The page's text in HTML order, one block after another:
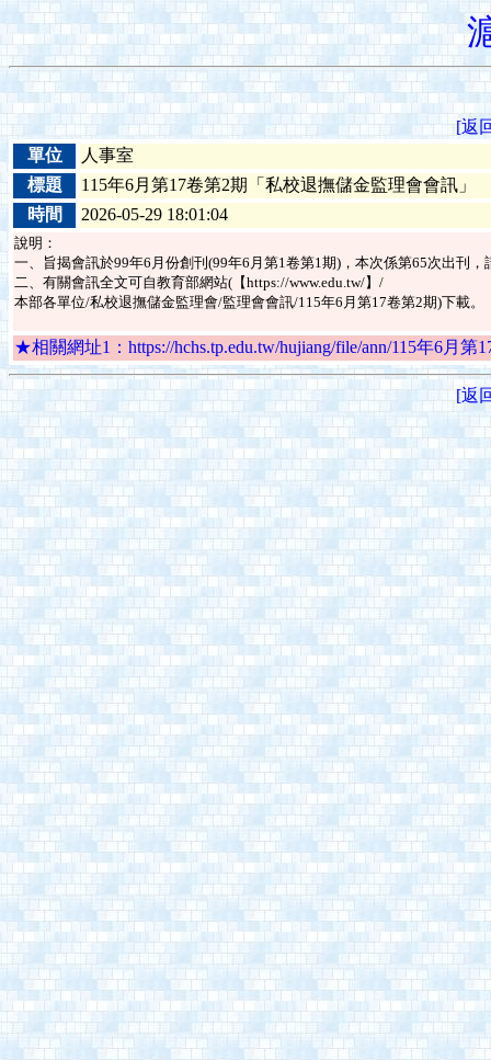
[返
單位
人事室
標題
115年6月第17卷第2期「私校退撫儲金監理會會訊」
時間
2026-05-29 18:01:04
說明：
一、旨揭會訊於99年6月份創刊(99年6月第1卷第1期)，本次係第65次出刊
二、有關會訊全文可自教育部網站(【https://www.edu.tw/】/
本部各單位/私校退撫儲金監理會/監理會會訊/115年6月第17卷第2期)下載。
★相關網址1：https://hchs.tp.edu.tw/hujiang/file/ann/115年6月
[返